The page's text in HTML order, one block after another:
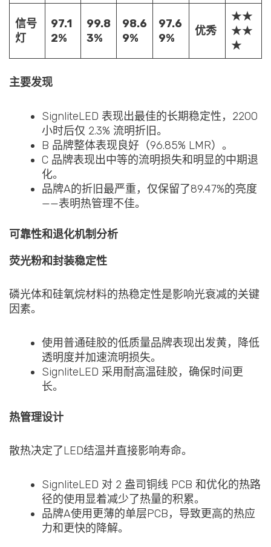
信号
灯
97.1
2%
99.8
3%
98.6
9%
97.6
9%
优秀
★★
★★
★
主要发现
SignliteLED 表现出最佳的长期稳定性，2200
小时后仅 2.3% 流明折旧。
B 品牌整体表现良好（96.85% LMR）。
C 品牌表现出中等的流明损失和明显的中期退
化。
品牌A的折旧最严重，仅保留了89.47%的亮度
——表明热管理不佳。
可靠性和退化机制分析
荧光粉和封装稳定性
磷光体和硅氧烷材料的热稳定性是影响光衰减的关键
因素。
使用普通硅胶的低质量品牌表现出发黄，降低
透明度并加速流明损失。
SignliteLED 采用耐高温硅胶，确保时间更
长。
热管理设计
散热决定了LED结温并直接影响寿命。
SignliteLED 对 2 盎司铜线 PCB 和优化的热路
径的使用显着减少了热量的积累。
品牌A使用更薄的单层PCB，导致更高的热应
力和更快的降解。